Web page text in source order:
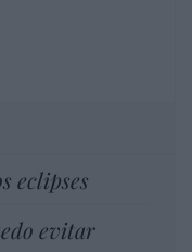
eclipses
evitar